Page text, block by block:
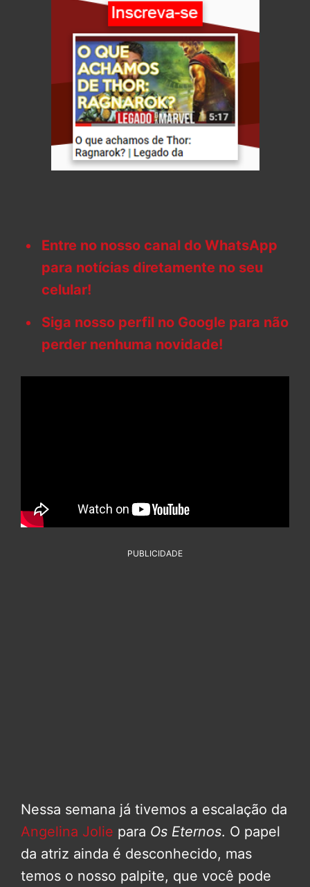
Entre no nosso canal do WhatsApp
para notícias diretamente no seu
celular!
Siga nosso perfil no Google para não
perder nenhuma novidade!
PUBLICIDADE
Nessa semana já tivemos a escalação da
Angelina Jolie para Os Eternos. O papel
da atriz ainda é desconhecido, mas
temos o nosso palpite, que você pode